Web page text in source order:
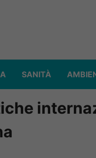
SANITÀ